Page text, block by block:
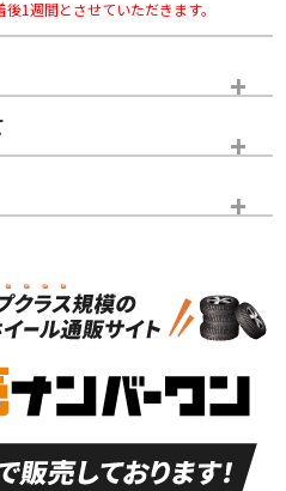
1週間とさせていただきます。
り判断しておりますので、あら
ください。
S
新車外し品（新古
付き
A
走行距離も少なく、
非常に状態の良い中
古品